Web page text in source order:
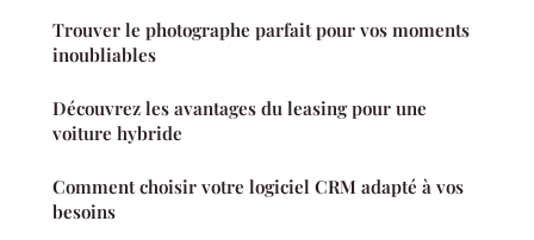
Trouver le photographe parfait pour vos moments
inoubliables
Découvrez les avantages du leasing pour une
voiture hybride
Comment choisir votre logiciel CRM adapté à vos
besoins